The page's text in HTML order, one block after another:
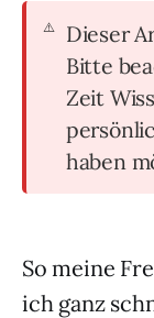
Dieser
Bitte
Zeit
haben
So meine
ich ganz